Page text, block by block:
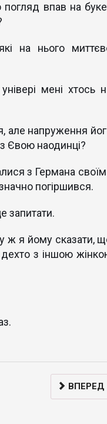
погляд впав на
на нього
мені хтось
але напруження
Євою наодинці?
з Германа
погіршився.
запитати.
ж я йому сказати,
дехто з іншою
ВПЕРЕД